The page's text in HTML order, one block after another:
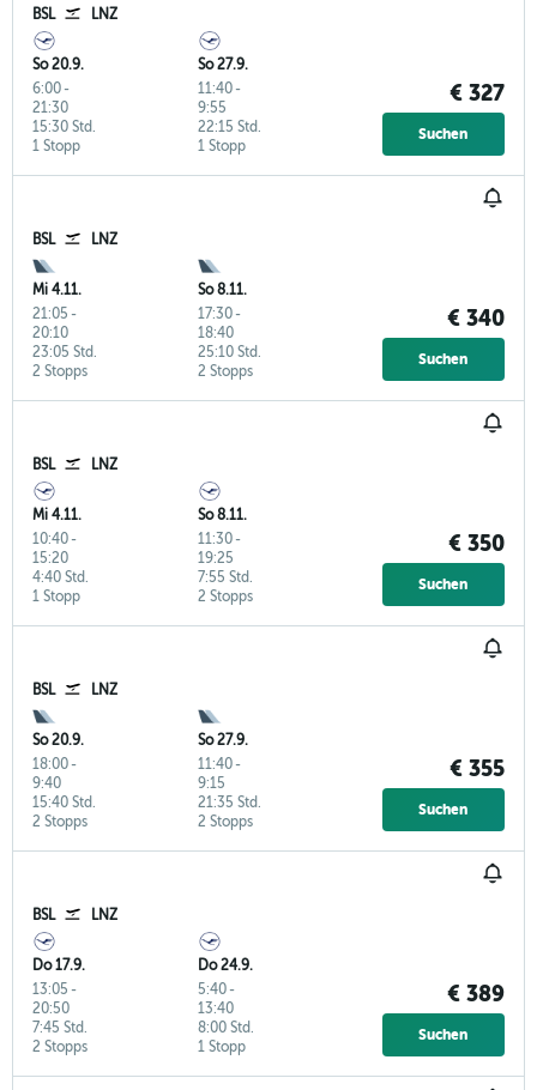
BSL LNZ
So 20.9.
6:00-
21:30
1 Stopp
15:30 Std.
So 27.9.
11:40-
9:55
1 Stopp
22:15 Std.
€ 327
Suchen
BSL LNZ
Mi 4.11.
21:05 -
20:10
2 Stopps
23:05 Std.
So 8.11.
17:30-
18:40
2 Stopps
25:10 Std.
€ 340
Suchen
BSL LNZ
Mi 4.11.
10:40-
15:20
1 Stopp
4:40 Std.
So 8.11.
11:30-
19:25
2 Stopps
7:55 Std.
€ 350
Suchen
BSL LNZ
So 20.9.
18:00-
9:40
2 Stopps
15:40 Std.
So 27.9.
11:40-
9:15
2 Stopps
21:35 Std.
€ 355
Suchen
BSL LNZ
Do 17.9.
13:05 -
20:50
2 Stopps
7:45 Std.
Do 24.9.
5:40-
13:40
1 Stopp
8:00 Std.
€ 389
Suchen